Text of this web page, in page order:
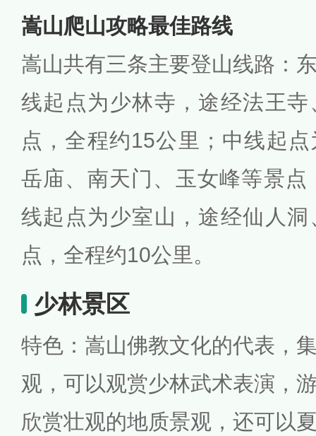
嵩山爬山攻略最佳路线
嵩山共有三条主要登山线路：
线起点为少林寺，途经法王
点，全程约15公里；中线起
岳庙、南天门、玉女峰等景
线起点为少室山，途经仙人
点，全程约10公里。
少林景区
特色：嵩山佛教文化的代表，
观，可以观赏少林武术表演，
欣赏壮观的地质景观，还可以